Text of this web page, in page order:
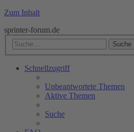
Zum Inhalt
sprinter-forum.de
Suche
Schnellzugriff
Unbeantwortete Themen
Aktive Themen
Suche